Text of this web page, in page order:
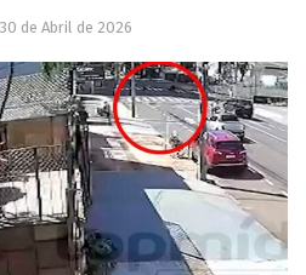
30 de Abril de 2026